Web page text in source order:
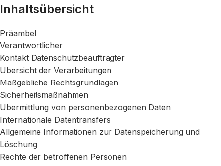
Inhaltsübersicht
Präambel
Verantwortlicher
Kontakt Datenschutzbeauftragter
Übersicht der Verarbeitungen
Maßgebliche Rechtsgrundlagen
Sicherheitsmaßnahmen
Übermittlung von personenbezogenen Daten
Internationale Datentransfers
Allgemeine Informationen zur Datenspeicherung und
Löschung
Rechte der betroffenen Personen